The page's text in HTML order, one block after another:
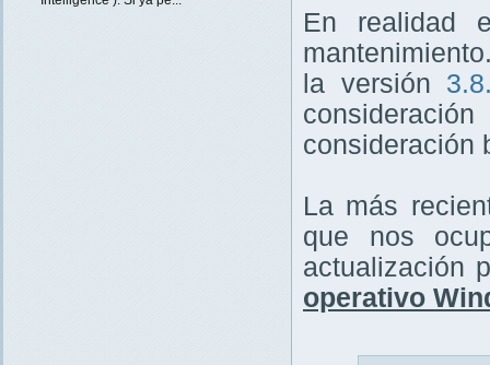
En realidad
la versión
consideración
La más
que nos
actualización
operativo